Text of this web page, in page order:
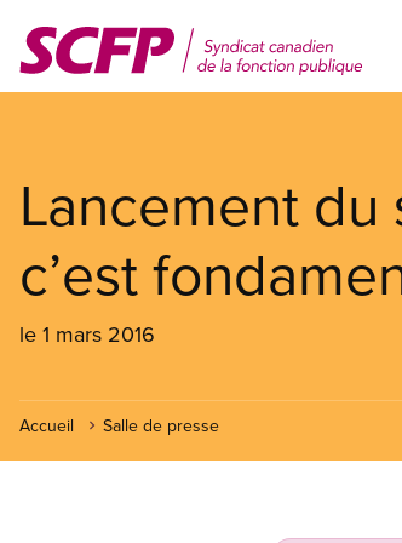
contenu
Lancement du
c’est
le 1 mars 2016
Accueil Salle de presse